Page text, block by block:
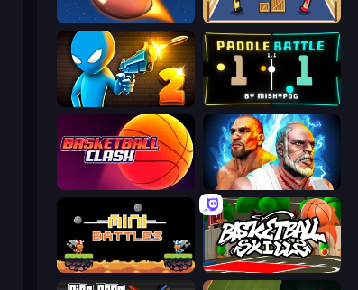
2 Minute Football QB Legend Boxing Random
Drunken Duel 2 Paddle Battle
Basketball Clash Fighter Legends Duo
12 MiniBattles Basketball Skills